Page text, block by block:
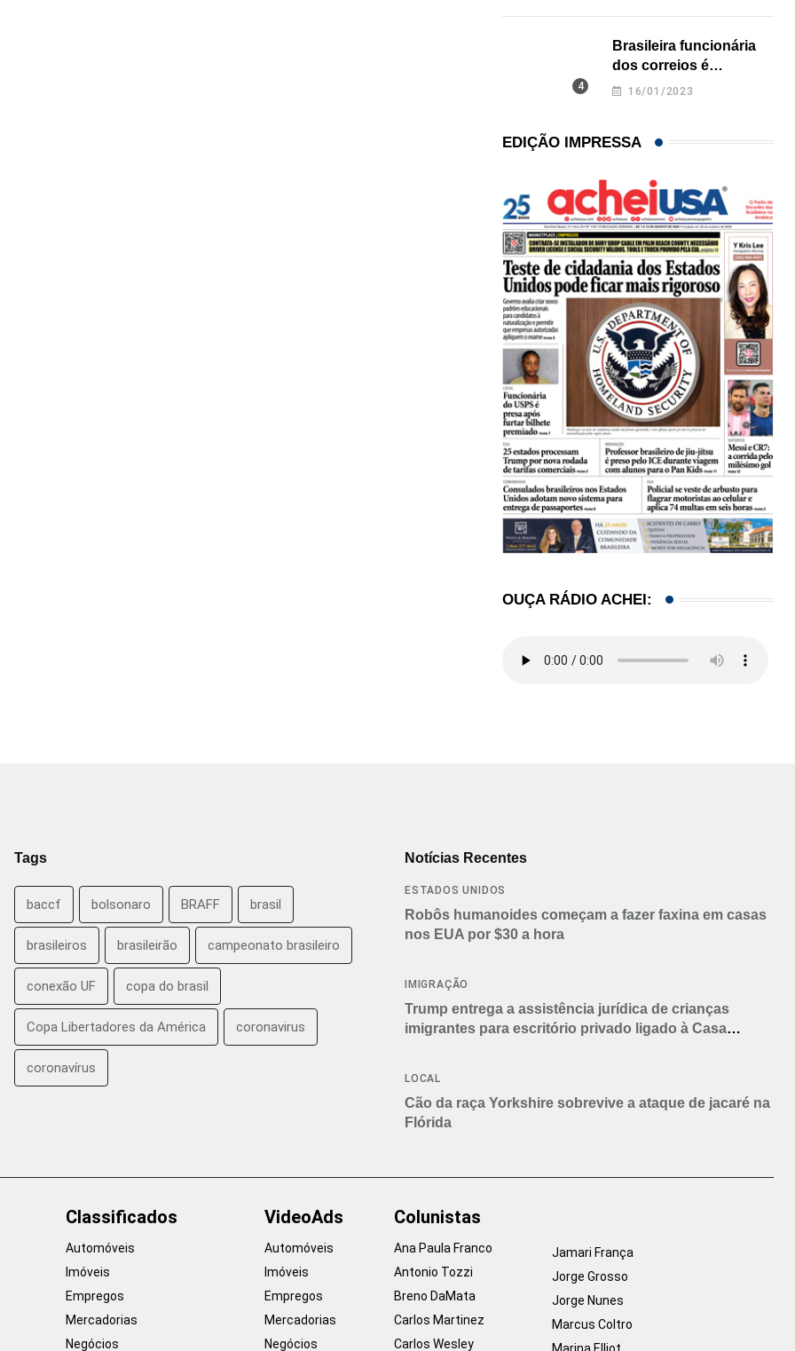
Brasileira funcionária
dos correios é
assassinada a facadas
16/01/2023
EDIÇÃO IMPRESSA
OUÇA RÁDIO ACHEI:
Tags
baccf bolsonaro BRAFF brasil
brasileiros brasileirão campeonato brasileiro
conexão UF copa do brasil
Copa Libertadores da América coronavirus
coronavírus
Notícias Recentes
ESTADOS UNIDOS
Robôs humanoides começam a fazer faxina em casas
nos EUA por $30 a hora
IMIGRAÇÃO
Trump entrega a assistência jurídica de crianças
imigrantes para escritório privado ligado à Casa
LOCAL
Cão da raça Yorkshire sobrevive a ataque de jacaré na
Flórida
Classificados
Automóveis
Imóveis
Empregos
Mercadorias
Negócios
VideoAds
Automóveis
Imóveis
Empregos
Mercadorias
Negócios
Colunistas
Ana Paula Franco
Antonio Tozzi
Breno DaMata
Carlos Martinez
Carlos Wesley
Jamari França
Jorge Grosso
Jorge Nunes
Marcus Coltro